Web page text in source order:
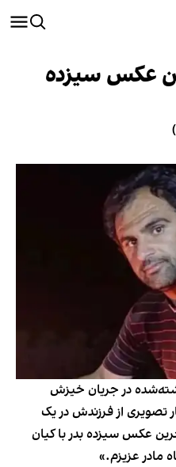
عکس سیزده‌
در جریان خیزش
تصویری از فرزندش در یک
عکس سیزده‌ بدر با کیان